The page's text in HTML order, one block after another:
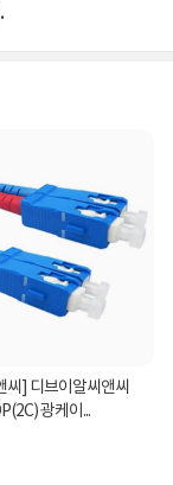
씨] 디브이알씨앤씨
광케이...